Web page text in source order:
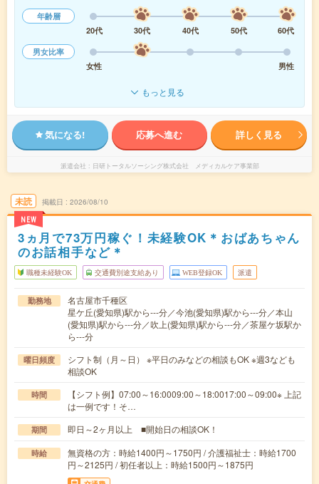
年齢層
20代
30代 40代 50代
60代
男女比率
女性
男性
もっと見る
気になる! 応募へ進む 詳しく見る
派遣会社 日研トータルソーシング株式会社 メディカルケア事業部
未読
NEW
掲載日 2026/08/10
3ヵ月で73万円稼ぐ！未経験OK＊おばあちゃん
のお話相手など＊
職種未経験OK 交通費別途支給あり WEB登録OK 派遣
勤務地
名古屋市千種区
星ケ丘(愛知県)駅から---分／今池(愛知県)駅から---分／本山
(愛知県)駅から---分／吹上(愛知県)駅から---分／茶屋ケ坂駅か
ら---分
曜日頻度
シフト制（月～日） ※平日のみなどの相談もOK ※週3なども
相談OK
時間
【シフト例】07:00～16:0009:00～18:0017:00～09:00※ 上記
は一例です！そ…
期間 即日～2ヶ月以上 ■開始日の相談OK！
時給
無資格の方：時給1400円～1750円 / 介護福祉士：時給1700
円～2125円 / 初任者以上：時給1500円～1875円